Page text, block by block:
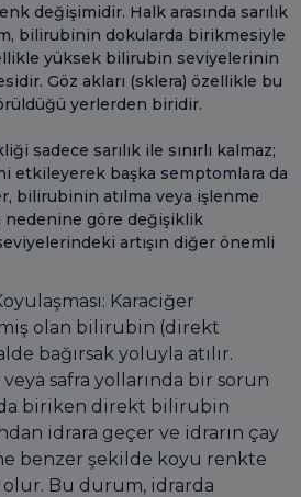
değişimidir. Halk arasında sarılık
bilirubinin dokularda birikmesiyle
yüksek bilirubin seviyelerinin
Göz akları (sklera) özellikle bu
yerlerden biridir.
sadece sarılık ile sınırlı kalmaz;
etkileyerek başka semptomlara da
bilirubinin atılma veya işlenme
nedenine göre değişiklik
artışın diğer önemli
Karaciğer
olan bilirubin (direkt
bağırsak yoluyla atılır.
safra yollarında bir sorun
biriken direkt bilirubin
idrara geçer ve idrarın çay
benzer şekilde koyu renkte
olur. Bu durum, idrarda